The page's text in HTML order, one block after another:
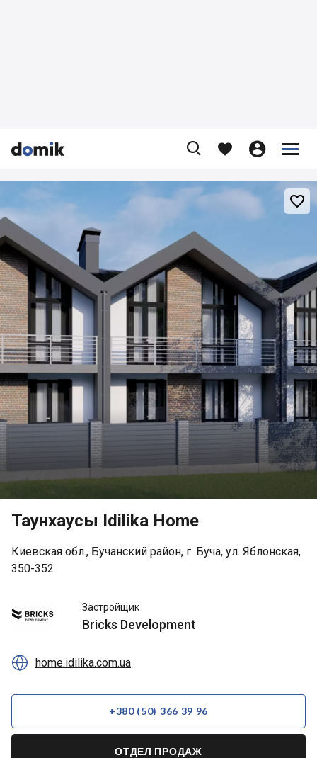


    



Таунхаусы Idilika Home
Киевская обл., Бучанский район, г. Буча, ул. Яблонская,
350-352
Development
Застройщик
Bricks Development
 home.idilika.com.ua
+380 (50) 366 39 96
ОТДЕЛ ПРОДАЖ